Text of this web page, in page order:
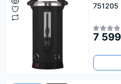
751205
7